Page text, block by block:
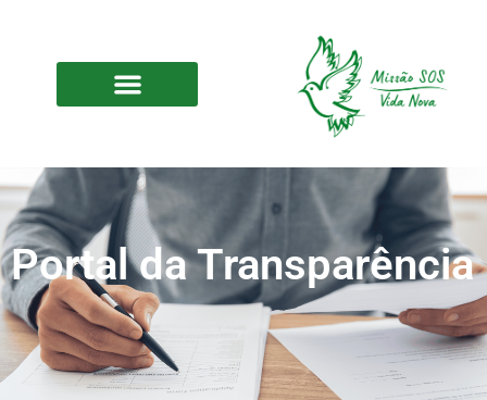
Portal da Transparência